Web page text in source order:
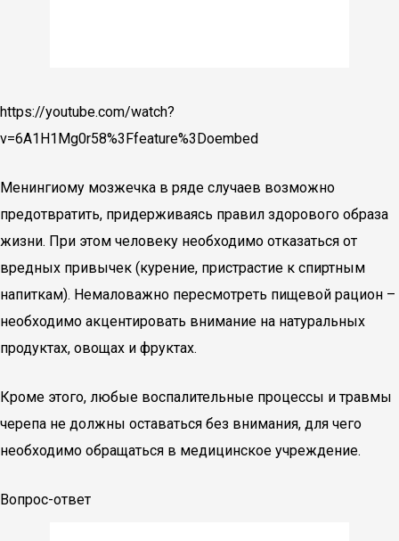
https://youtube.com/watch?
v=6A1H1Mg0r58%3Ffeature%3Doembed
Менингиому мозжечка в ряде случаев возможно
предотвратить, придерживаясь правил здорового образа
жизни. При этом человеку необходимо отказаться от
вредных привычек (курение, пристрастие к спиртным
напиткам). Немаловажно пересмотреть пищевой рацион –
необходимо акцентировать внимание на натуральных
продуктах, овощах и фруктах.
Кроме этого, любые воспалительные процессы и травмы
черепа не должны оставаться без внимания, для чего
необходимо обращаться в медицинское учреждение.
Вопрос-ответ